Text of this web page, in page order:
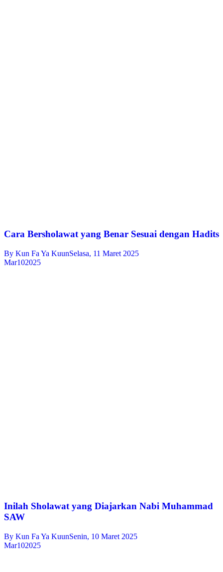
Cara Bersholawat yang Benar Sesuai dengan Hadits
By Kun Fa Ya KuunSelasa, 11 Maret 2025
Mar102025
Inilah Sholawat yang Diajarkan Nabi Muhammad
SAW
By Kun Fa Ya KuunSenin, 10 Maret 2025
Mar102025